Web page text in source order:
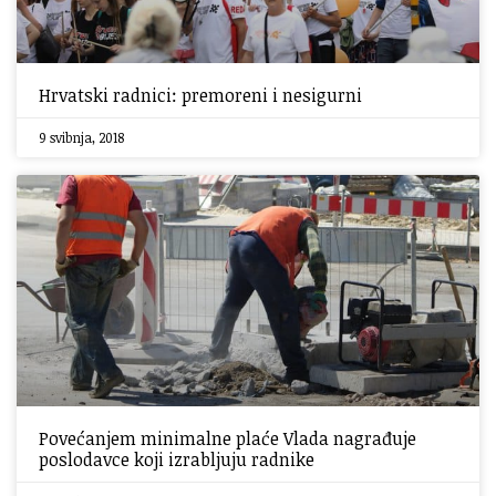
Hrvatski radnici: premoreni i nesigurni
9 svibnja, 2018
Povećanjem minimalne plaće Vlada nagrađuje
poslodavce koji izrabljuju radnike